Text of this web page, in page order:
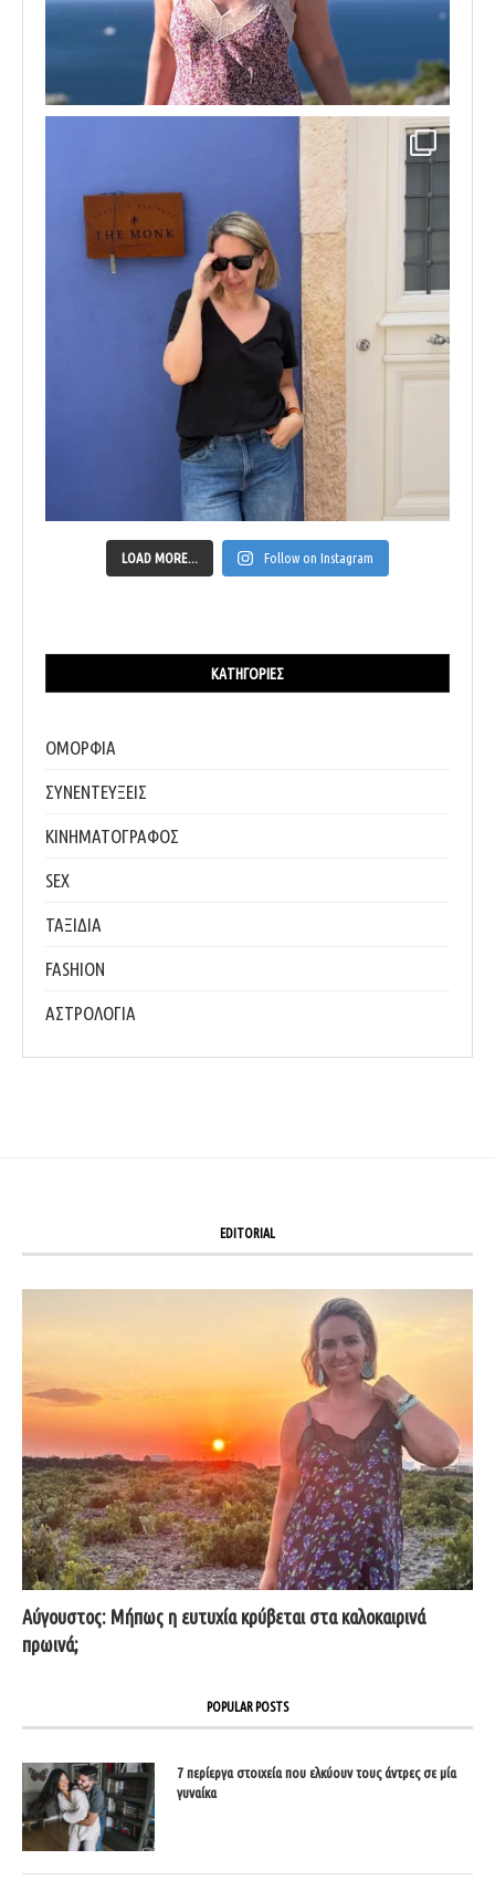
LOAD MORE... Follow on Instagram
ΚΑΤΗΓΟΡΊΕΣ
ΟΜΟΡΦΙΑ
ΣΥΝΕΝΤΕΥΞΕΙΣ
ΚΙΝΗΜΑΤΟΓΡΑΦΟΣ
SEX
ΤΑΞΙΔΙΑ
FASHION
ΑΣΤΡΟΛΟΓΙΑ
EDITORIAL
Αύγουστος: Μήπως η ευτυχία κρύβεται στα καλοκαιρινά
πρωινά;
POPULAR POSTS
7 περίεργα στοιχεία που ελκύουν τους άντρες σε μία
γυναίκα